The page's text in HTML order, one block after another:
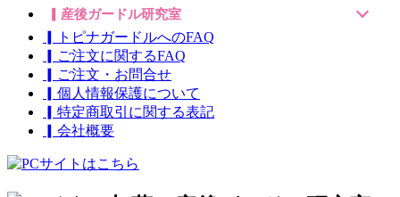
▎産後ガードル研究室
▎トピナガードルへのFAQ
▎ご注文に関するFAQ
▎ご注文・お問合せ
▎個人情報保護について
▎特定商取引に関する表記
▎会社概要